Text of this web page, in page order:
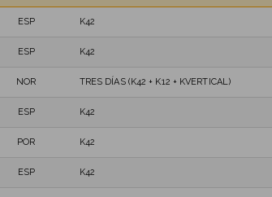
ESP K42
ESP K42
NOR TRES DÍAS (K42 + K12 + KVERTICAL)
ESP K42
POR K42
ESP K42